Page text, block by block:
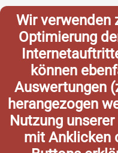
Wir verwenden
Optimierung
können
Auswertungen
herangezogen
Nutzung
mit Anklicken